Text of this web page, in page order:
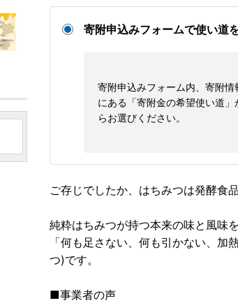
寄附申込みフォームで使い道
寄附申込みフォーム内、寄附情
にある「寄附金の希望使い道」
らお選びください。
ご存じでしたか、はちみつは発酵食品
純粋はちみつが持つ本来の味と風味
「何も足さない、何も引かない、
つ)です。
■事業者の声